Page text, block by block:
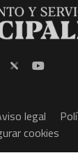
legal
cookies